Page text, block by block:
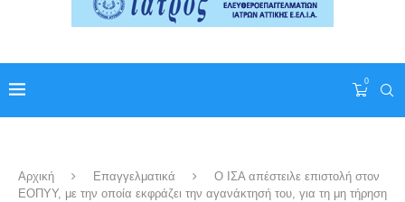
0
Αρχική Επαγγελματικά
Ο ΙΣΑ απέστειλε επιστολή στον
ΕΟΠΥΥ, με την οποία εκφράζει την αγανάκτησή του, για τη μη τήρηση